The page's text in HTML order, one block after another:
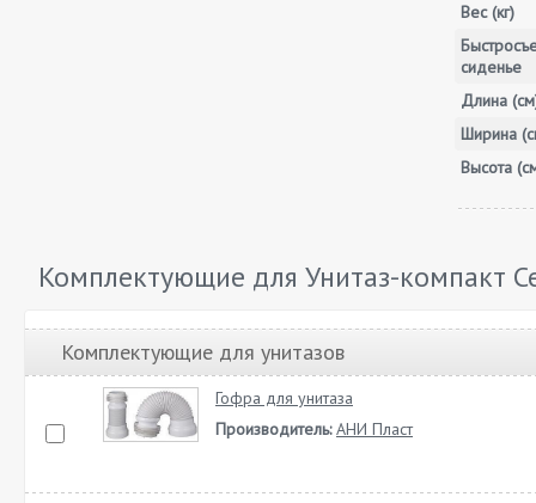
Вес (кг)
сиденье
Длина
Ширина
Высота
Комплектующие для Унитаз-компакт
Комплектующие для унитазов
Гофра для унитаза
Производитель: АНИ Пласт